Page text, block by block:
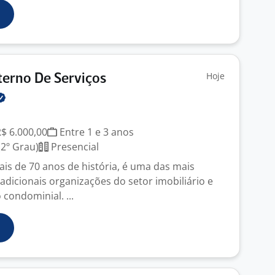
De Serviços Hoje
6.000,00
Entre 1 e 3 anos
Grau)
Presencial
de 70 anos de história, é uma das mais
organizações do setor imobiliário e
...